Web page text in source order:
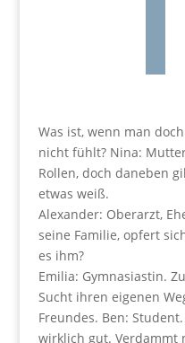
Was ist, wenn man
nicht fühlt? Nina:
Rollen, doch daneben
etwas weiß.
Alexander: Oberarzt,
seine Familie, opfert
es ihm?
Emilia: Gymnasiastin.
Sucht ihren eigenen
Freundes. Ben:
wirklich gut. Verdammt